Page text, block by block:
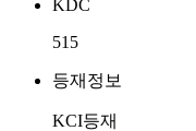
KDC
515
등재정보
KCI등재